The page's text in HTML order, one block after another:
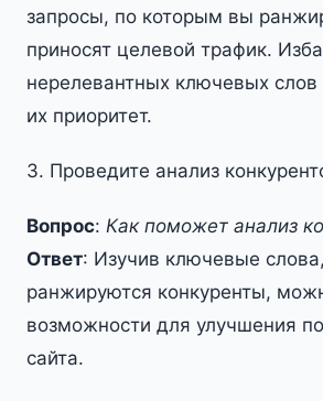
запросы, по которым вы
приносят целевой трафик.
нерелевантных ключевых слов
их приоритет.
3. Проведите анализ
Вопрос: Как поможет анализ
Ответ: Изучив ключевые
ранжируются конкуренты,
возможности для улучшения
сайта.